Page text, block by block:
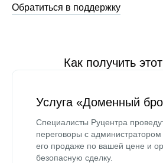
Обратиться в поддержку
Как получить
Услуга «Доменный
Специалисты Руцентра
переговоры с
его продаже по вашей цене и
безопасную сделку.